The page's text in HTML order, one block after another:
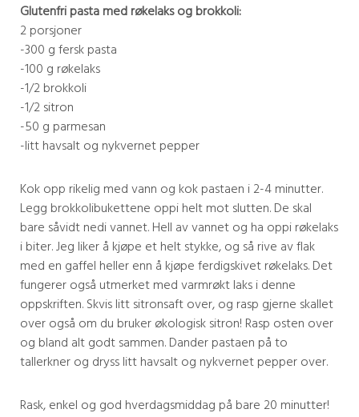
Glutenfri pasta med røkelaks og brokkoli:
2 porsjoner
-300 g fersk pasta
-100 g røkelaks
-1/2 brokkoli
-1/2 sitron
-50 g parmesan
-litt havsalt og nykvernet pepper
Kok opp rikelig med vann og kok pastaen i 2-4 minutter.
Legg brokkolibukettene oppi helt mot slutten. De skal
bare såvidt nedi vannet. Hell av vannet og ha oppi røkelaks
i biter. Jeg liker å kjøpe et helt stykke, og så rive av flak
med en gaffel heller enn å kjøpe ferdigskivet røkelaks. Det
fungerer også utmerket med varmrøkt laks i denne
oppskriften. Skvis litt sitronsaft over, og rasp gjerne skallet
over også om du bruker økologisk sitron! Rasp osten over
og bland alt godt sammen. Dander pastaen på to
tallerkner og dryss litt havsalt og nykvernet pepper over.
Rask, enkel og god hverdagsmiddag på bare 20 minutter!